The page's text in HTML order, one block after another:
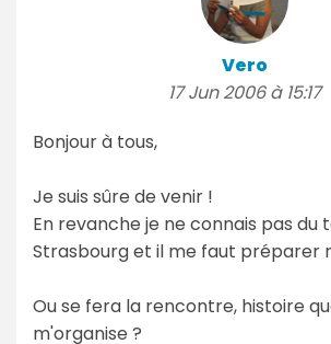
Vero
17 Jun 2006 à 15:17
Bonjour à tous,
Je suis sûre de venir !
En revanche je ne connais pas du
Strasbourg et il me faut préparer
Ou se fera la rencontre, histoire
m'organise ?